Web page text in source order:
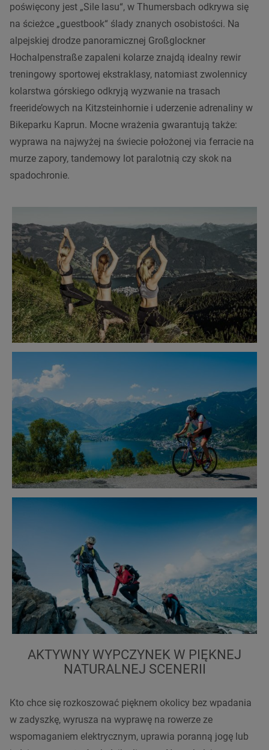
poświęcony jest „Sile lasu“, w Thumersbach odkrywa się
na ścieżce „guestbook“ ślady znanych osobistości. Na
alpejskiej drodze panoramicznej Großglockner
Hochalpenstraße zapaleni kolarze znajdą idealny rewir
treningowy sportowej ekstraklasy, natomiast zwolennicy
kolarstwa górskiego odkryją wyzwanie na trasach
freeride’owych na Kitzsteinhornie i uderzenie adrenaliny w
Bikeparku Kaprun. Mocne wrażenia gwarantują także:
wyprawa na najwyżej na świecie położonej via ferracie na
murze zapory, tandemowy lot paralotnią czy skok na
spadochronie.
AKTYWNY WYPCZYNEK W PIĘKNEJ
NATURALNEJ SCENERII
Kto chce się rozkoszować pięknem okolicy bez wpadania
w zadyszkę, wyrusza na wyprawę na rowerze ze
wspomaganiem elektrycznym, uprawia poranną jogę lub